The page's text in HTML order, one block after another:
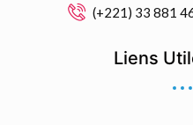
(+221) 33 881
Liens